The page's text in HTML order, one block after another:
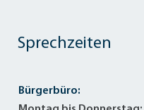
Sprechzeiten
Bürgerbüro: